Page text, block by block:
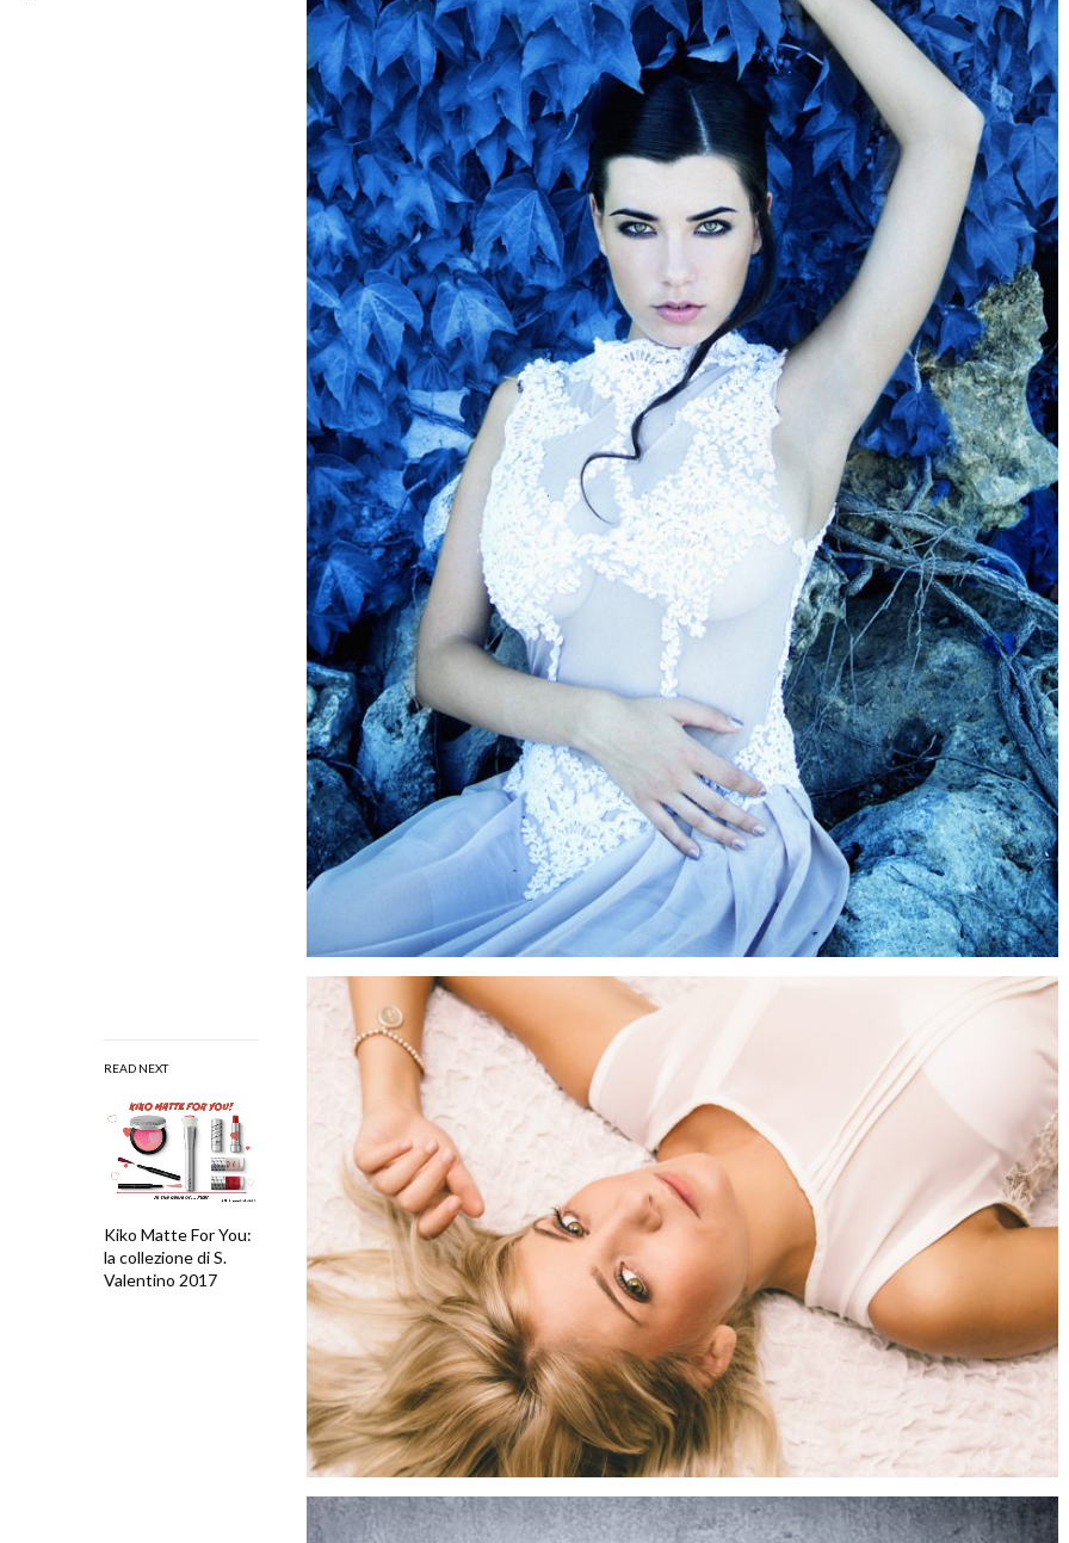
READ NEXT
Kiko Matte For You:
la collezione di S.
Valentino 2017